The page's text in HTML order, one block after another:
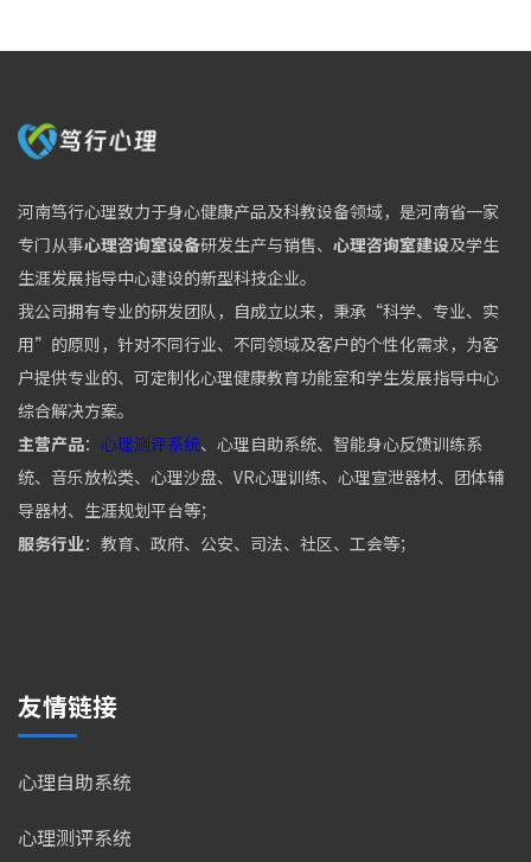
河南笃行心理致力于身心健康产品及科教设备领域，是河南省一家
专门从事心理咨询室设备研发生产与销售、 心理咨询室建设及学生
生涯发展指导中心建设的新型科技企业。
我公司拥有专业的研发团队，自成立以来，秉承“科学、专业、实
用”的原则，针对不同行业、不同领域及客户的个性化需求，为客
户提供专业的、可定制化心理健康教育功能室和学生发展指导中心
综合解决方案。
主营产品： 心理测评系统、心理自助系统、智能身心反馈训练系
统、音乐放松类、心理沙盘、VR心理训练、心理宣泄器材、团体辅
导器材、生涯规划平台等；
服务行业：教育、政府、公安、司法、社区、工会等；
友情链接
心理自助系统
心理测评系统